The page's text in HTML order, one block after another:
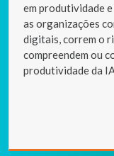
em produtividade
as organizações
digitais, correm o
compreendem ou
produtividade da